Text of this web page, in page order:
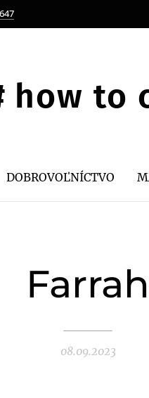
how to
DOBROVOĽNÍCTVO
Farrah
08.09.2023